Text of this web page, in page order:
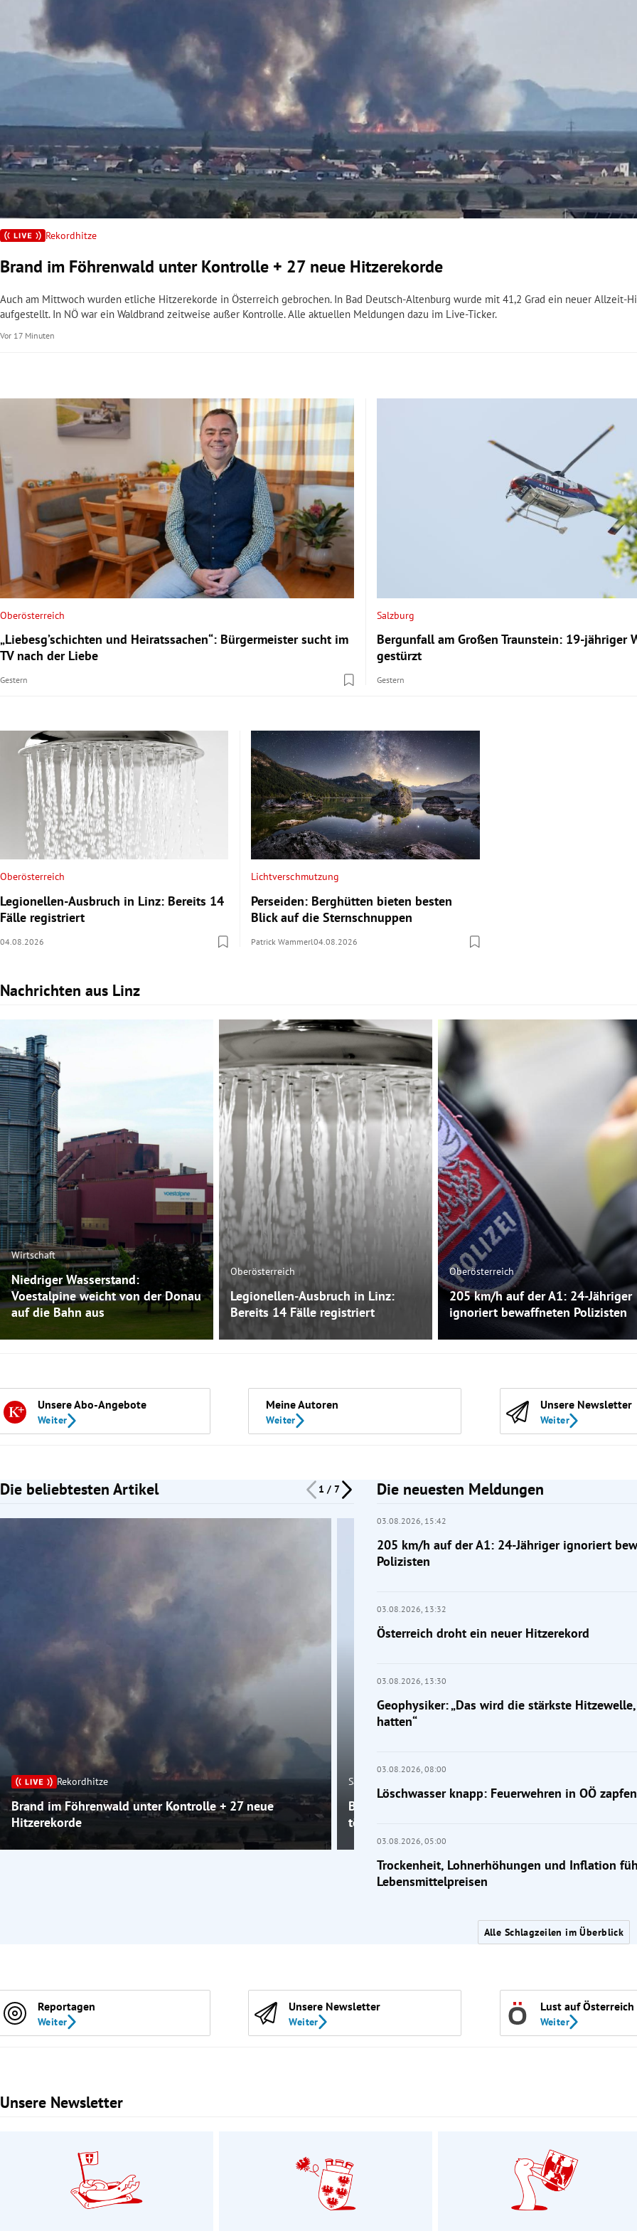
Untermenü
Untermenü
Untermenü
Untermenü
Untermenü
Untermenü
Untermenü
Rekordhitze
Brand im Föhrenwald unter Kontrolle + 27 neue Hitzerekorde
Auch am Mittwoch wurden etliche Hitzerekorde in Österreich gebrochen. In Bad Deutsch-Altenburg wurde mit 41,2 Grad ein neuer Allzeit-
aufgestellt. In NÖ war ein Waldbrand zeitweise außer Kontrolle. Alle aktuellen Meldungen dazu im Live-Ticker.
Vor 17 Minuten
Oberösterreich
„Liebesg’schichten und Heiratssachen“: Bürgermeister sucht im
TV nach der Liebe
Gestern
Salzburg
Bergunfall am Großen Traunstein: 19-jähriger
gestürzt
Gestern
Oberösterreich
Legionellen-Ausbruch in Linz: Bereits 14
Fälle registriert
04.08.2026
Lichtverschmutzung
Perseiden: Berghütten bieten besten
Blick auf die Sternschnuppen
Patrick Wammerl04.08.2026
Nachrichten aus Linz
Slide 1 von 3
Wirtschaft
Niedriger Wasserstand:
Voestalpine weicht von der Donau
auf die Bahn aus
Oberösterreich
Legionellen-Ausbruch in Linz:
Bereits 14 Fälle registriert
Oberösterreich
205 km/h auf der A1: 24-Jähriger
ignoriert bewaffneten Polizisten
Unsere Abo-Angebote
Weiter
Meine Autoren
Weiter
Unsere Newsletter
Weiter
Die beliebtesten Artikel 1 / 7
Slide 1 von 7
Rekordhitze
Brand im Föhrenwald unter Kontrolle + 27 neue
Hitzerekorde
Salzburg
Bergunfall am Großen Traunstein: 19-jähriger
tödlich gestürzt
Die neuesten Meldungen
03.08.2026, 15:42
205 km/h auf der A1: 24-Jähriger ignoriert
Polizisten
03.08.2026, 13:32
Österreich droht ein neuer Hitzerekord
03.08.2026, 13:30
Geophysiker: „Das wird die stärkste
hatten“
03.08.2026, 08:00
Löschwasser knapp: Feuerwehren in OÖ
03.08.2026, 05:00
Trockenheit, Lohnerhöhungen und Inflation
Lebensmittelpreisen
Alle Schlagzeilen im Überblick
Reportagen
Weiter
Unsere Newsletter
Weiter
Lust auf Österreich
Weiter
Unsere Newsletter
Slide 1 von 3